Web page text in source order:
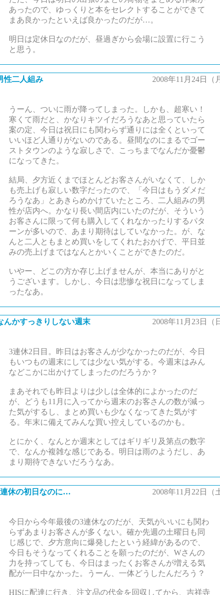
あったので、ゆっくりと本をセレクトすることができて
まあ良かったといえば良かったのだが…。
明日は定休日なのだが、昼過ぎから会場に設置に行こう
と思う。
性二人組み 2008年11月24日（
うーん、ついに雨が降ってしまった。しかも、超寒い！
寒くて雨だと、かなりキツイだろうなあと思っていたら
案の定、今日は祝日にも関わらず通りには全くといって
いいほど人通りがないのである。昼間なのにまるでゴー
ストタウンのような寂しさで、こっちまでなんだか憂鬱
になってきた。
結局、夕方近くまでほとんどお客さんがいなくて、しか
も売上げも寂しい数字だったので、「今日はもうダメだ
ろうなあ」とあきらめかけていたところ、二人組みの男
性が店内へ。かなり長い間店内にいたのだが、そういう
お客さんに限って何も購入してくれなかったりするパタ
ーンが多いので、あまり期待はしていなかった。が、な
んと二人ともまとめ買いをしてくれたおかげで、平日並
みの売上げまではなんとかいくことができたのだ。
いやー、どこの方か存じ上げませんが、本当にありがと
うございます。しかし、今日は悲惨な祝日になってしま
ったなあ。
んかすっきりしない週末 2008年11月23日（
3連休2日目。昨日はお客さんが少なかったのだが、今日
もいつもの週末にしては少ない気がする。今週末はみん
などこかに出かけてしまったのだろうか？
まあそれでも昨日よりは少しは全体的によかったのだ
が、どうも11月に入ってから週末のお客さんの数が減っ
た気がするし、まとめ買いも少なくなってきた気がす
る。年末に備えてみんな買い控えしているのかも。
とにかく、なんとか週末としてはギリギリ及第点の数字
で、なんか複雑な感じである。明日は雨のようだし、あ
まり期待できないだろうなあ。
休の初日なのに… 2008年11月22日（
今日から今年最後の3連休なのだが、天気がいいにも関わ
らずあまりお客さんが多くない。確か先週の土曜日も同
じ感じで、夕方意向に爆発したという経緯があるので、
今日もそうなってくれることを願ったのだが、Wさんの
力を持ってしても、今日はまったくお客さんが増える気
配が一日中なかった。うーん、一体どうしたんだろう？
HISに配達に行き、注文品の代金を回収してから、吉祥寺